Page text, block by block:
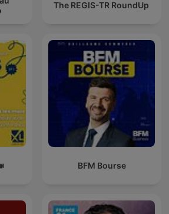
The REGIS-TR RoundUp
BFM Bourse